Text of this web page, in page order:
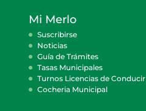
Mi Merlo
Suscribirse
Noticias
Guía de Trámites
Tasas Municipales
Turnos Licencias de Conducir
Cocheria Municipal